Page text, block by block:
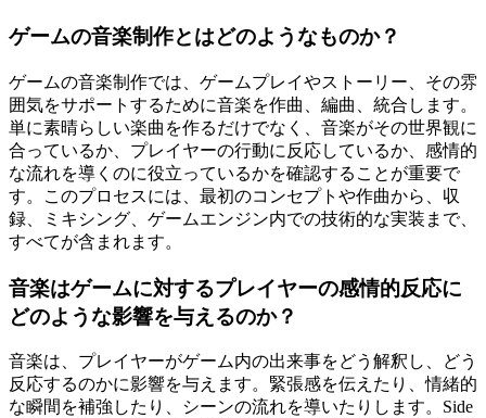
ゲームの音楽制作とはどのようなものか？
ゲームの音楽制作では、ゲームプレイやストーリー、その雰
囲気をサポートするために音楽を作曲、編曲、統合します。
単に素晴らしい楽曲を作るだけでなく、音楽がその世界観に
合っているか、プレイヤーの行動に反応しているか、感情的
な流れを導くのに役立っているかを確認することが重要で
す。このプロセスには、最初のコンセプトや作曲から、収
録、ミキシング、ゲームエンジン内での技術的な実装まで、
すべてが含まれます。
音楽はゲームに対するプレイヤーの感情的反応に
どのような影響を与えるのか？
音楽は、プレイヤーがゲーム内の出来事をどう解釈し、どう
反応するのかに影響を与えます。緊張感を伝えたり、情緒的
な瞬間を補強したり、シーンの流れを導いたりします。Side